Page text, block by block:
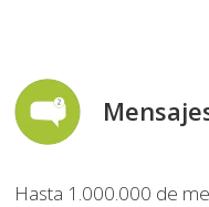
Hasta 1.000.000 de